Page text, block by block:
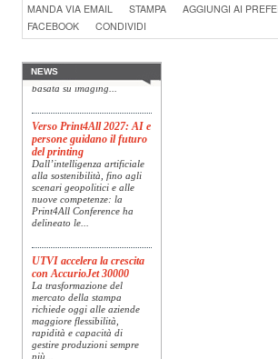
MANDA VIA EMAIL STAMPA AGGIUNGI AI
FACEBOOK
CONDIVIDI
NEWS
Specim RETEX
Konica Minolta, realtà di
riferimento a livello globale
presenta Specim RETEX,
una soluzione completa
basata su imaging...
Verso Print4All 2027: AI e
persone guidano il futuro
del printing
Dall’intelligenza artificiale
alla sostenibilità, fino agli
scenari geopolitici e alle
nuove competenze: la
Print4All Conference ha
delineato le...
UTVI accelera la crescita
con AccurioJet 30000
La trasformazione del
mercato della stampa
richiede oggi alle aziende
maggiore flessibilità,
rapidità e capacità di
gestire produzioni sempre
più...